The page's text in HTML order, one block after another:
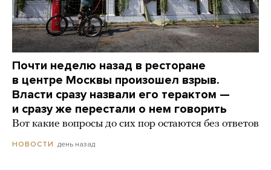
Почти неделю назад в ресторане
в центре Москвы произошел взрыв.
Власти сразу назвали его терактом —
и сразу же перестали о нем говорить
Вот какие вопросы до сих пор остаются без ответов
НОВОСТИ день назад